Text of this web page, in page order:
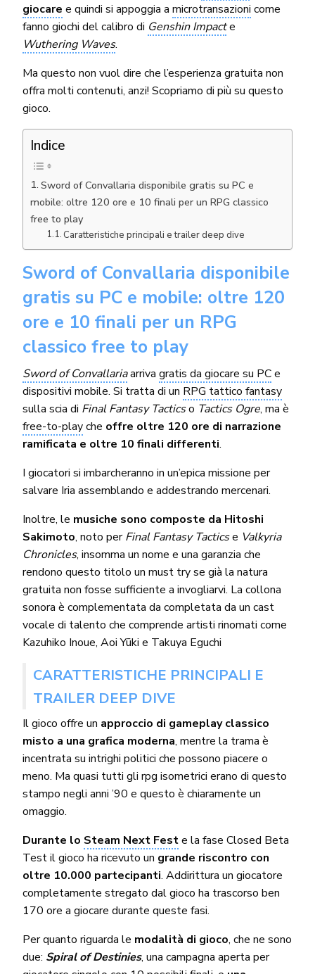
giocare e quindi si appoggia amicrotransazioni come
fanno giochi del calibro di Genshin Impacte
Wuthering Waves.
Ma questo non vuol dire che l’esperienza gratuita non
offra molti contenuti, anzi! Scopriamo di più su questo
gioco.
Indice
Sword of Convallaria disponibile gratis su PC e
mobile: oltre 120 ore e 10 finali per un RPG classico
free to play
Caratteristiche principali e trailer deep dive
Sword of Convallaria disponibile
gratis su PC e mobile: oltre 120
ore e 10 finali per un RPG
classico free to play
Sword of Convallariaarrivagratis da giocare su PCe
dispositivi mobile. Si tratta di un RPG tattico fantasy
sulla scia di Final Fantasy Tacticso Tactics Ogre, ma è
free-to-playche offre oltre 120 ore di narrazione
ramificata e oltre 10 finali differenti.
I giocatori si imbarcheranno in un’epica missione per
salvare Iria assemblando e addestrando mercenari.
Inoltre, le musiche sono composte da Hitoshi
Sakimoto, noto perFinal Fantasy Tacticse Valkyria
Chronicles, insomma un nome e una garanzia che
rendono questo titolo un must try se già la natura
gratuita non fosse sufficiente a invogliarvi. La collona
sonora è complementata da completata da un cast
vocale di talento che comprende artisti rinomati come
Kazuhiko Inoue, Aoi Yūki e Takuya Eguchi
CARATTERISTICHE PRINCIPALI E
TRAILER DEEP DIVE
Il gioco offre un approccio di gameplay classico
misto a una grafica moderna, mentre la trama è
incentrata su intrighi politici che possono piacere o
meno. Ma quasi tutti gli rpg isometrici erano di questo
stampo negli anni ’90 e questo è chiaramente un
omaggio.
Durante lo Steam Next Feste la fase Closed Beta
Test il gioco ha ricevuto un grande riscontro con
oltre 10.000 partecipanti. Addirittura un giocatore
completamente stregato dal gioco ha trascorso ben
170 ore a giocare durante queste fasi.
Per quanto riguarda le modalità di gioco, che ne sono
due: Spiral of Destinies, una campagna aperta per